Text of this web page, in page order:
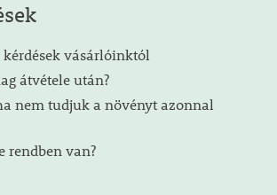
vásárlóinktól
átvétele után?
nem tudjuk a növényt azonnal
rendben van?